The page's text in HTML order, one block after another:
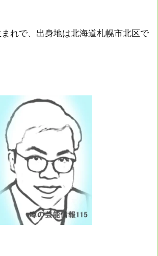
れで、出身地は北海道札幌市北区で